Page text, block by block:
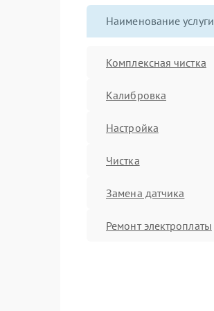
Наименование услуги
Комплексная чистка
Калибровка
Настройка
Чистка
Замена датчика
Ремонт электроплаты